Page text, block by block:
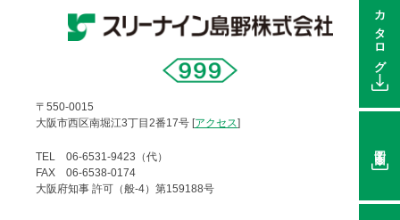
カタログ
〒550-0015
大阪市西区南堀江3丁目2番17号 [アクセス]
TEL 06-6531-9423（代）
FAX 06-6538-0174
大阪府知事 許可（般-4）第159188号